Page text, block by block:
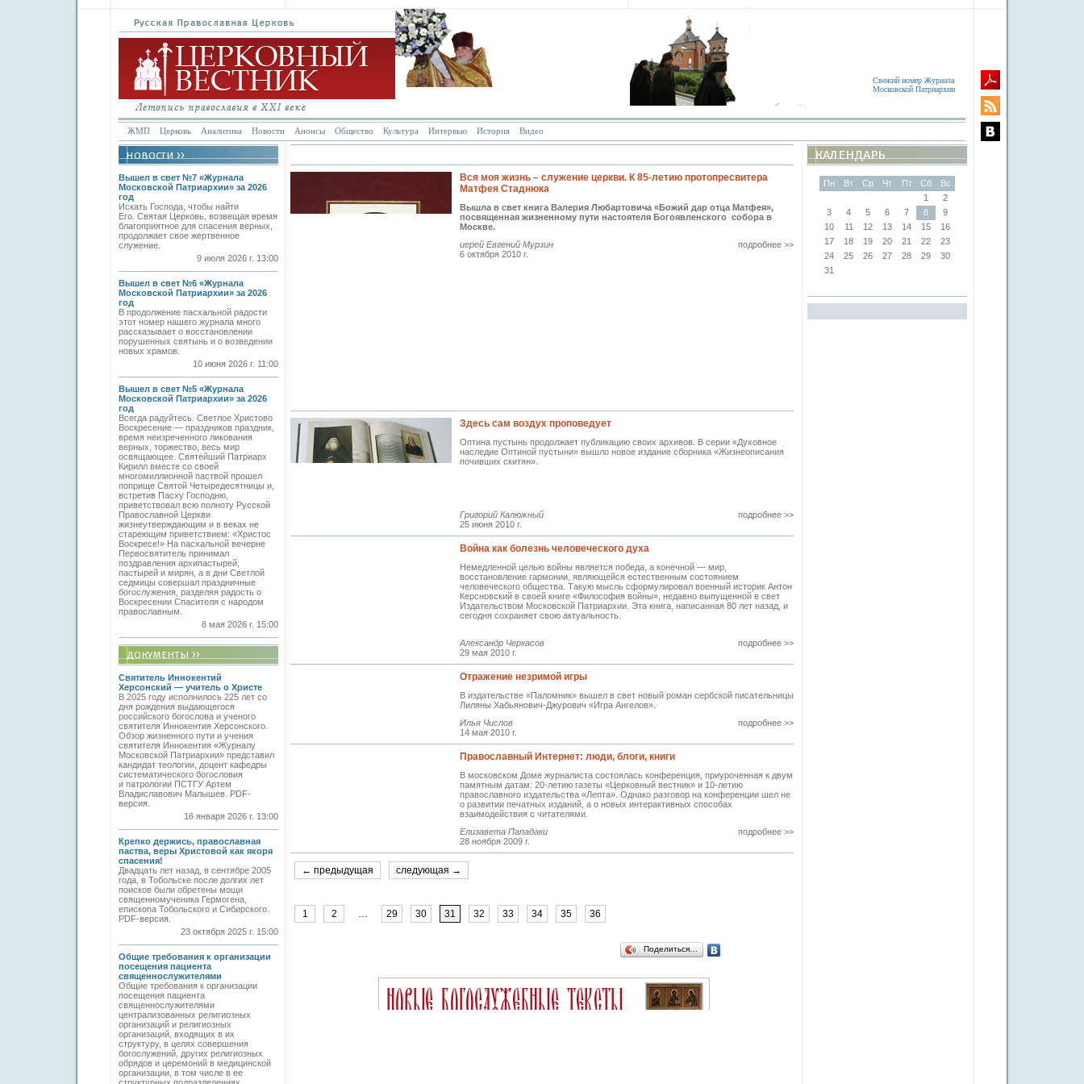
Свежий номер Журнала
Московской Патриархии
ЖМП Церковь Аналитика Новости Анонсы Общество Культура Интервью История Видео
Вышел в свет №7 «Журнала
Московской Патриархии» за 2026
год
Искать Господа, чтобы найти
Его. Святая Церковь, возвещая время
благоприятное для спасения верных,
продолжает свое жертвенное
служение.
9 июля 2026 г. 13:00
Вышел в свет №6 «Журнала
Московской Патриархии» за 2026
год
В продолжение пасхальной радости
этот номер нашего журнала много
рассказывает о восстановлении
порушенных святынь и о возведении
новых храмов.
10 июня 2026 г. 11:00
Вышел в свет №5 «Журнала
Московской Патриархии» за 2026
год
Всегда радуйтесь. Светлое Христово
Воскресение — праздников праздник,
время неизреченного ликования
верных, торжество, весь мир
освящающее. Святейший Патриарх
Кирилл вместе со своей
многомиллионной паствой прошел
поприще Святой Четыредесятницы и,
встретив Пасху Господню,
приветствовал всю полноту Русской
Православной Церкви
жизнеутверждающим и в веках не
стареющим приветствием: «Христос
Воскресе!» На пасхальной вечерне
Первосвятитель принимал
поздравления архипастырей,
пастырей и мирян, а в дни Светлой
седмицы совершал праздничные
богослужения, разделяя радость о
Воскресении Спасителя с народом
православным.
8 мая 2026 г. 15:00
Святитель Иннокентий
Херсонский — учитель о Христе
В 2025 году исполнилось 225 лет со
дня рождения выдающегося
российского богослова и ученого
святителя Иннокентия Херсонского.
Обзор жизненного пути и учения
святителя Иннокентия «Журналу
Московской Патриархии» представил
кандидат теологии, доцент кафедры
систематического богословия
и патрологии ПСТГУ Артем
Владиславович Малышев. PDF-
версия.
16 января 2026 г. 13:00
Крепко держись, православная
паства, веры Христовой как якоря
спасения!
Двадцать лет назад, в сентябре 2005
года, в Тобольске после долгих лет
поисков были обретены мощи
священномученика Гермогена,
епископа Тобольского и Сибирского.
PDF-версия.
23 октября 2025 г. 15:00
Общие требования к организации
посещения пациента
священнослужителями
Общие требования к организации
посещения пациента
священнослужителями
централизованных религиозных
организаций и религиозных
организаций, входящих в их
структуру, в целях совершения
богослужений, других религиозных
обрядов и церемоний в медицинской
организации, в том числе в ее
Вся моя жизнь – служение церкви. К 85-летию протопресвитера
Матфея Стаднюка
Вышла в свет книга Валерия Любартовича «Божий дар отца Матфея»,
посвященная жизненному пути настоятеля Богоявленского собора в
Москве.
иерей Евгений Мурзин
6 октября 2010 г.
подробнее >>
Здесь сам воздух проповедует
Оптина пустынь продолжает публикацию своих архивов. В серии «Духовное
наследие Оптиной пустыни» вышло новое издание сборника «Жизнеописания
почивших скитян».
Григорий Калюжный
25 июня 2010 г.
подробнее >>
Война как болезнь человеческого духа
Немедленной целью войны является победа, а конечной — мир,
восстановление гармонии, являющейся естественным состоянием
человеческого общества. Такую мысль сформулировал военный историк Антон
Керсновский в своей книге «Философия войны», недавно выпущенной в свет
Издательством Московской Патриархии. Эта книга, написанная 80 лет назад, и
сегодня сохраняет свою актуальность.
Александр Черкасов
29 мая 2010 г.
подробнее >>
Отражение незримой игры
В издательстве «Паломник» вышел в свет новый роман сербской писательницы
Лиляны Хабьянович-Джурович «Игра Ангелов».
Илья Числов
14 мая 2010 г.
подробнее >>
Православный Интернет: люди, блоги, книги
В московском Доме журналиста состоялась конференция, приуроченная к двум
памятным датам: 20-летию газеты «Церковный вестник» и 10-летию
православного издательства «Лепта». Однако разговор на конференции шел не
о развитии печатных изданий, а о новых интерактивных способах
взаимодействия с читателями.
Елизавета Пападаки
28 ноября 2009 г.
подробнее >>
← предыдущая следующая →
1 2 … 29 30 31 32 33 34 35 36
Поделиться…
Пн Вт Ср Чт Пт Сб
Вс
1
2
3
4 5 6 7 8
9
10
11 12 13 14 15
16
17
18 19 20 21 22
23
24
25 26 27 28 29
30
31